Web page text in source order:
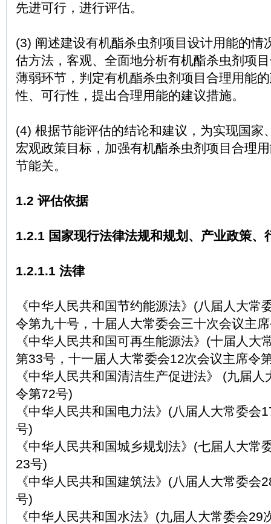
先进可行，进行评估。
(3) 阐述建设有机酯杀虫剂项目设计用能的情
估方法，客观、全面地分析有机酯杀虫剂项
薄弱环节，判定有机酯杀虫剂项目合理用能
性、可行性，提出合理用能的建议措施。
(4) 根据节能评估的结论和建议，为实现国家
宏观政策目标，加强有机酯杀虫剂项目合理
节能关。
1.2 评估依据
1.2.1 国家现行法律法规和规划、产业政策、
1.2.1.1 法律
《中华人民共和国节约能源法》(八届人大常
令第九十号，十届人大常委会三十次会议主
《中华人民共和国可再生能源法》(十届人大
第33号，十一届人大常委会12次会议主席令
《中华人民共和国清洁生产促进法》 (九届
令第72号)
《中华人民共和国电力法》(八届人大常委会
号)
《中华人民共和国城乡规划法》(七届人大常
23号)
《中华人民共和国建筑法》(八届人大常委会
号)
《中华人民共和国水法》(九届人大常委会29